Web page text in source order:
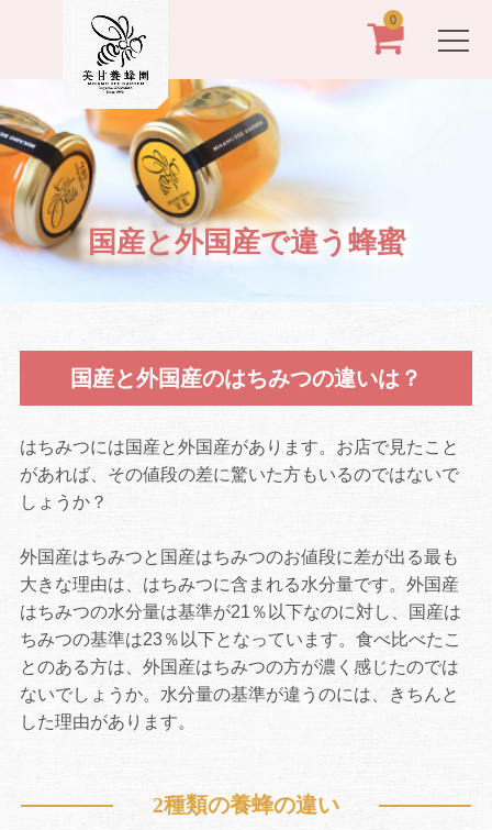
0
国産と外国産で違う蜂蜜
国産と外国産のはちみつの違いは？
はちみつには国産と外国産があります。お店で見たこと
があれば、その値段の差に驚いた方もいるのではないで
しょうか？
外国産はちみつと国産はちみつのお値段に差が出る最も
大きな理由は、はちみつに含まれる水分量です。外国産
はちみつの水分量は基準が21％以下なのに対し、国産は
ちみつの基準は23％以下となっています。食べ比べたこ
とのある方は、外国産はちみつの方が濃く感じたのでは
ないでしょうか。水分量の基準が違うのには、きちんと
した理由があります。
2種類の養蜂の違い